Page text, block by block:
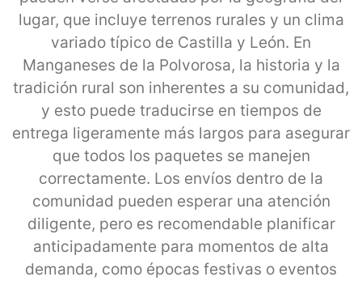
lugar, que incluye terrenos rurales y un clima
variado típico de Castilla y León. En
Manganeses de la Polvorosa, la historia y la
tradición rural son inherentes a su comunidad,
y esto puede traducirse en tiempos de
entrega ligeramente más largos para asegurar
que todos los paquetes se manejen
correctamente. Los envíos dentro de la
comunidad pueden esperar una atención
diligente, pero es recomendable planificar
anticipadamente para momentos de alta
demanda, como épocas festivas o eventos